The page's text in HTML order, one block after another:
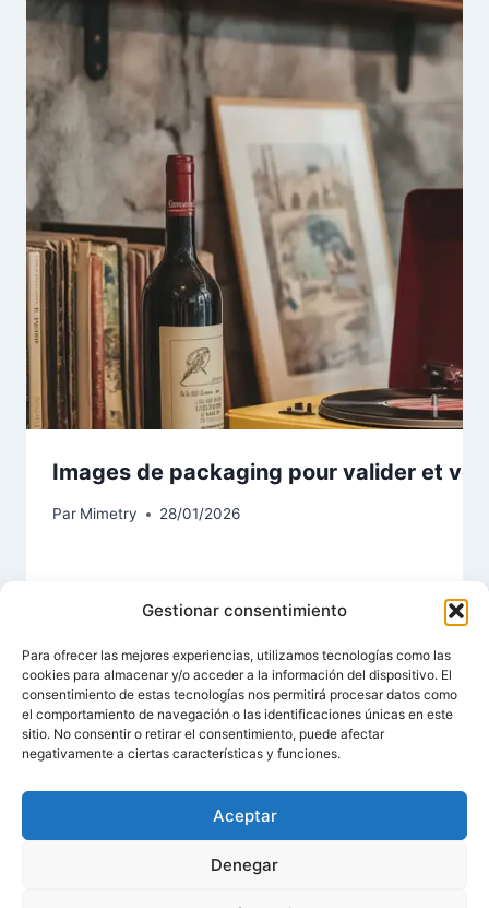
Gestionar consentimiento
Para ofrecer las mejores experiencias, utilizamos tecnologías como las
cookies para almacenar y/o acceder a la información del dispositivo. El
consentimiento de estas tecnologías nos permitirá procesar datos como
el comportamiento de navegación o las identificaciones únicas en este
sitio. No consentir o retirar el consentimiento, puede afectar
negativamente a ciertas características y funciones.
Aceptar
Denegar
Images de packaging pour valider et
Par Mimetry 28/01/2026
Mentions légales
Politique de confidentialité
Politique de Cookies